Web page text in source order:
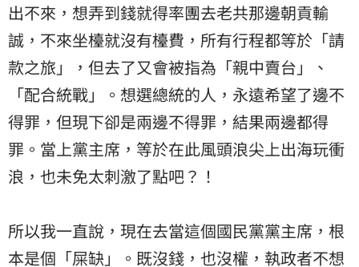
出不來，想弄到錢就得率團去老共那邊朝貢輸
誠，不來坐檯就沒有檯費，所有行程都等於「請
款之旅」，但去了又會被指為「親中賣台」、
「配合統戰」。想選總統的人，永遠希望了邊不
得罪，但現下卻是兩邊不得罪，結果兩邊都得
罪。當上黨主席，等於在此風頭浪尖上出海玩衝
浪，也未免太刺激了點吧？！
所以我一直說，現在去當這個國民黨黨主席，根
本是個「屎缺」。既沒錢，也沒權，執政者不想